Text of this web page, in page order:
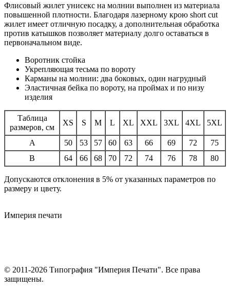
Флисовый жилет унисекс на молнии выполнен из материала
повышенной плотности. Благодаря лазерному крою short cut
жилет имеет отличную посадку, а дополнительная обработка
против катышков позволяет материалу долго оставаться в
первоначальном виде.
Воротник стойка
Укрепляющая тесьма по вороту
Карманы на молнии: два боковых, один нагрудный
Эластичная бейка по вороту, на проймах и по низу
изделия
Таблица
размеров, см
XS S M L XL XXL 3XL 4XL 5XL
A 50 53 57 60 63 66 69 72
75
B
64 66 68 70 72 74 76 78 80
Допускаются отклонения в 5% от указанных параметров по
размеру и цвету.
Империя печати
© 2011-2026 Типография "Империя Печати". Все права
защищены.